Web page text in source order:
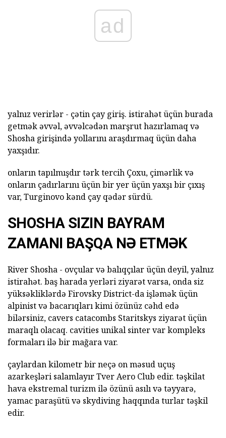
ad
yalnız verirlər - çətin çay giriş. istirahət üçün burada
getmək əvvəl, əvvəlcədən marşrut hazırlamaq və
Shosha girişində yollarını araşdırmaq üçün daha
yaxşıdır.
onların tapılmışdır tərk tercih Çoxu, çimərlik və
onların çadırlarını üçün bir yer üçün yaxşı bir çıxış
var, Turginovo kənd çay qədər sürdü.
SHOSHA SIZIN BAYRAM
ZAMANI BAŞQA NƏ ETMƏK
River Shosha - ovçular və balıqçılar üçün deyil, yalnız
istirahət. baş harada yerləri ziyarət varsa, onda siz
yüksəkliklərdə Firovsky District-da işləmək üçün
alpinist və bacarıqları kimi özünüz cəhd edə
bilərsiniz, cavers catacombs Staritskys ziyarət üçün
maraqlı olacaq. cavities unikal sinter var kompleks
formaları ilə bir mağara var.
çaylardan kilometr bir neçə on məsud uçuş
azarkeşləri salamlayır Tver Aero Club edir. təşkilat
hava ekstremal turizm ilə özünü asılı və təyyarə,
yamac paraşütü və skydiving haqqında turlar təşkil
edir.